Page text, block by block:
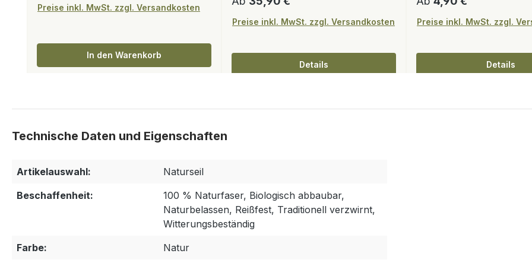
Preise inkl. MwSt. zzgl. Versandkosten
In den Warenkorb
Preise inkl. MwSt. zzgl. Versandkosten
Details
Preise inkl. MwSt. zzgl.
Details
Artikelauswahl:
Naturseil
Beschaffenheit:
100 % Naturfaser, Biologisch abbaubar,
Naturbelassen, Reißfest, Traditionell verzwirnt,
Witterungsbeständig
Farbe:
Natur